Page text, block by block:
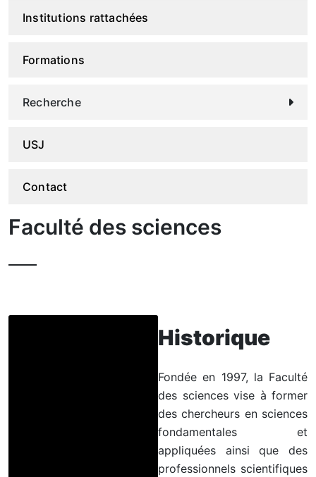
Institutions rattachées
Formations
Recherche
USJ
Contact
Faculté des sciences
Historique
Fondée en 1997, la Faculté
des sciences vise à former
des chercheurs en sciences
fondamentales et
appliquées ainsi que des
professionnels scientifiques